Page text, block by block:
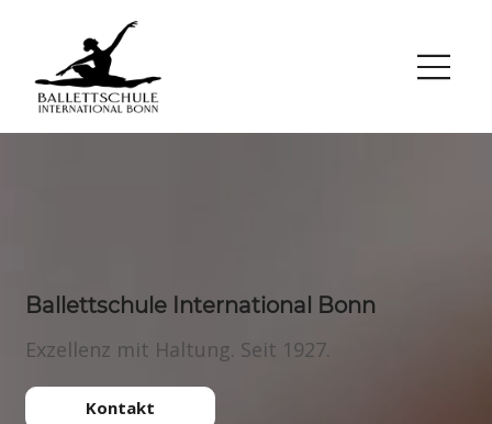
Ballettschule International Bonn
Exzellenz mit Haltung. Seit 1927.
Kontakt